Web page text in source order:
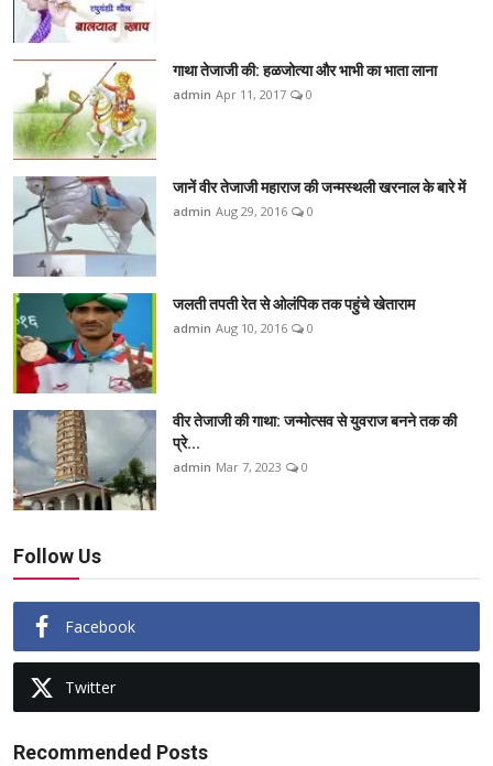
गाथा तेजाजी की: हळजोत्या और भाभी का भाता लाना
admin Apr 11, 2017 0
जानें वीर तेजाजी महाराज की जन्मस्थली खरनाल के बारे में
admin Aug 29, 2016 0
जलती तपती रेत से ओलंपिक तक पहुंचे खेताराम
admin Aug 10, 2016 0
वीर तेजाजी की गाथा: जन्मोत्सव से युवराज बनने तक की
प्रे...
admin Mar 7, 2023 0
Follow Us
Facebook
Twitter
Recommended Posts